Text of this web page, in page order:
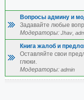
Вопросы админу и
Задавайте любые
Модераторы: Jhav,
Книга жалоб и
Оставляйте свои
глюки.
Модераторы: admin